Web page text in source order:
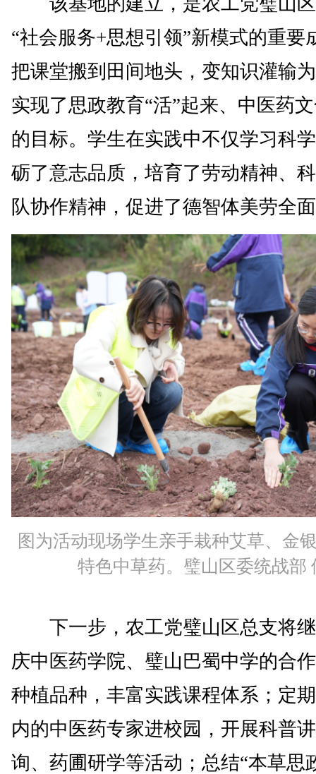
“社会服务+思想引领”新模式的重要
把课堂搬到田间地头，变知识灌输
实现了思政教育“活”起来、中医药
的目标。学生在实践中不仅学习科
砺了意志品质，培育了劳动精神、
队协作精神，促进了德智体美劳全
图为活动现场学生亲手栽种艾草、金
特色中草药。璧山区委统战部
下一步，农工党璧山区总支将继
庆中医药学院、璧山巴蜀中学的合
种植品种，丰富实践课程体系；定
内的中医药专家进校园，开展科普
询、药圃研学等活动；总结“本草思